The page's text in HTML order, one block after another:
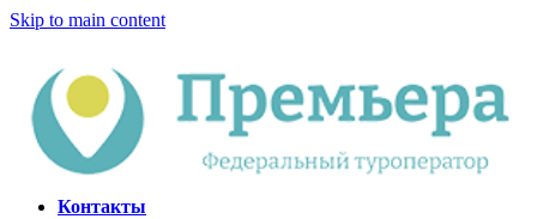
Skip to main content
Контакты